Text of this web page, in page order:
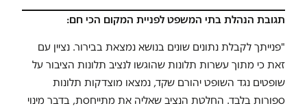
תגובת הנהלת בתי המשפט לפניית המקום הכי חם:
"פנייתך לקבלת נתונים שונים בנושא נמצאת בבירור. נציין עם
זאת כי מתוך עשרות תלונות שהוגשו לנציב תלונות הציבור על
שופטים נגד השופט יהורם שקד, נמצאו מוצדקות תלונות
ספורות בלבד. החלטת הנציב שאליה את מתייחסת, בדבר מינוי